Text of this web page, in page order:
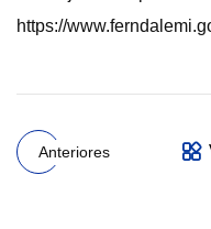
https://
Anteriores